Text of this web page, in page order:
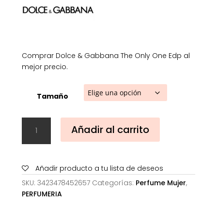
Comprar Dolce & Gabbana The Only One Edp al
mejor precio.
Tamaño
Gabbana
Only
One
Edp
Añadir al carrito
Añadir producto a tu lista de deseos
SKU: 3423478452657 Categorías: Perfume Mujer,
PERFUMERIA